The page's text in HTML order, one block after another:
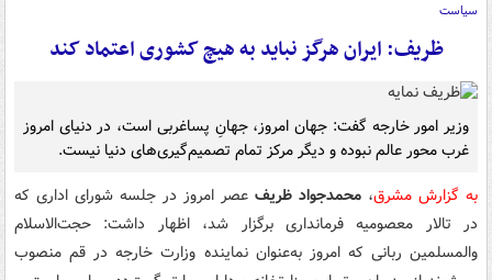
سیاست
ظریف: ایران هرگز نباید به هیچ کشوری اعتماد کند
وزیر امور خارجه گفت: جهان امروز، جهانِ پساغربی است، در دنیای امروز
غرب محور عالم نبوده و دیگر مرکز تمام تصمیم‌گیری‌های دنیا نیست.
به گزارش مشرق، محمدجواد ظریف عصر امروز در جلسه شورای اداری که
در تالار معصومیه فرمانداری برگزار شد، اظهار داشت: حجت‌الاسلام
والمسلمین ربانی که امروز به‌عنوان نماینده وزارت خارجه در قم منصوب